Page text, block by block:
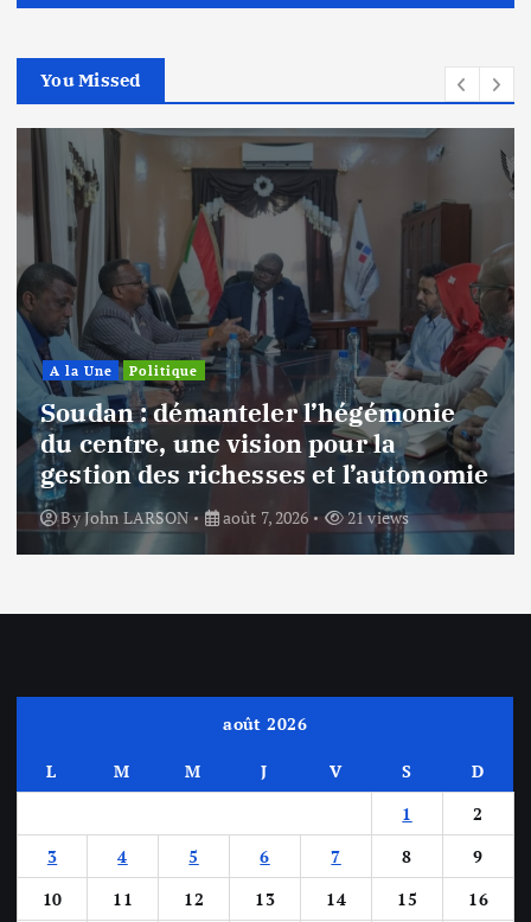
You Missed
A la Une Politique
Soudan : démanteler l’hégémonie
du centre, une vision pour la
gestion des richesses et l’autonomie
ByJohn LARSON août 7, 2026 21 views
août 2026
L M M J V S
D
1
2
3
4 5 6 7 8
9
10
11 12 13 14 15
16